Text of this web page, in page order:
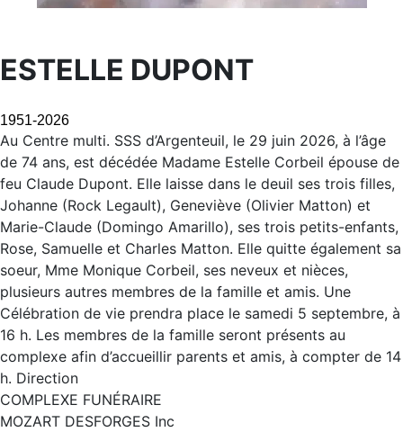
ESTELLE DUPONT
1951-2026
Au Centre multi. SSS d’Argenteuil, le 29 juin 2026, à l’âge
de 74 ans, est décédée Madame Estelle Corbeil épouse de
feu Claude Dupont. Elle laisse dans le deuil ses trois filles,
Johanne (Rock Legault), Geneviève (Olivier Matton) et
Marie-Claude (Domingo Amarillo), ses trois petits-enfants,
Rose, Samuelle et Charles Matton. Elle quitte également sa
soeur, Mme Monique Corbeil, ses neveux et nièces,
plusieurs autres membres de la famille et amis. Une
Célébration de vie prendra place le samedi 5 septembre, à
16 h. Les membres de la famille seront présents au
complexe afin d’accueillir parents et amis, à compter de 14
h. Direction
COMPLEXE FUNÉRAIRE
MOZART DESFORGES Inc